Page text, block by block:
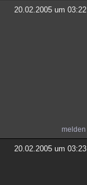
20.02.2005 um 03:22
melden
20.02.2005 um 03:23